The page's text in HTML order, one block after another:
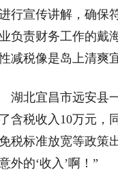
行宣传讲解，确保
负责财务工作的戴
减税像是岛上清爽
北宜昌市远安县一
含税收入10万元，
税标准放宽等政策
外的‘收入’啊！”